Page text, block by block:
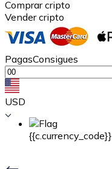
Comprar cripto
Vender cripto
PagasConsigues
USD
{{c.currency_code}}